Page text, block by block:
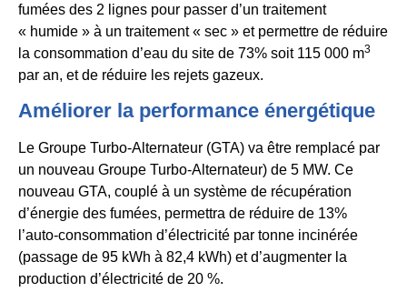
fumées des 2 lignes pour passer d’un traitement
« humide » à un traitement « sec » et permettre de réduire
la consommation d’eau du site de 73% soit 115 000 m3
par an, et de réduire les rejets gazeux.
Améliorer la performance énergétique
Le Groupe Turbo-Alternateur (GTA) va être remplacé par
un nouveau Groupe Turbo-Alternateur) de 5 MW. Ce
nouveau GTA, couplé à un système de récupération
d’énergie des fumées, permettra de réduire de 13%
l’auto-consommation d’électricité par tonne incinérée
(passage de 95 kWh à 82,4 kWh) et d’augmenter la
production d’électricité de 20 %.